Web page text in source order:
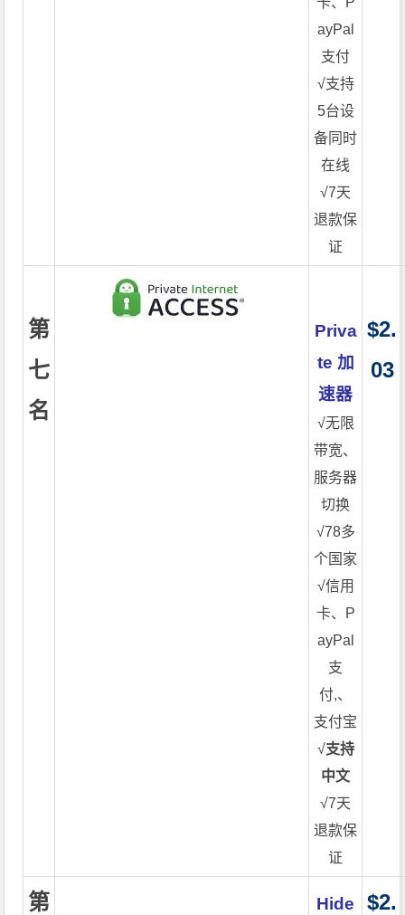
ayPal
支付
√支持
5台设
备同时
在线
√7天
退款保
证
第
七
名
Priva
te 加
速器
√无限
带宽、
服务器
切换
√78多
个国家
√信用
卡、P
ayPal
支
付,、
支付宝
√支持
中文
√7天
退款保
证
$2.
03
第
Hide
$2.